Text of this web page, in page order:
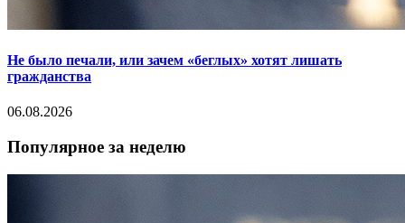
Не было печали, или зачем «беглых» хотят лишать
гражданства
06.08.2026
Популярное за неделю